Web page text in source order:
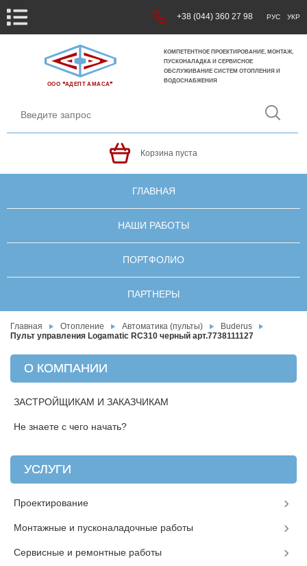
+38 (044) 360 27 98 РУС УКР
ООО ❝АДЕПТ АМАСА❞
КОМПЕТЕНТНОЕ ПРОЕКТИРОВАНИЕ, МОНТАЖ,
ПУСКОНАЛАДКА И СЕРВИСНОЕ
ОБСЛУЖИВАНИЕ СИСТЕМ ОТОПЛЕНИЯ И
ВОДОСНАБЖЕНИЯ
Корзина пуста
ГЛАВНАЯ
НАШИ РАБОТЫ
ПОРТФОЛИО
ПАРТНЕРЫ
Главная Отопление Автоматика (пульты)
Buderus
Пульт управления Logamatic RC310 черный арт.7738111127
О КОМПАНИИ
ЗАСТРОЙЩИКАМ И ЗАКАЗЧИКАМ
Не знаете с чего начать?
УСЛУГИ
Проектирование
Монтажные и пусконаладочные работы
Сервисные и ремонтные работы